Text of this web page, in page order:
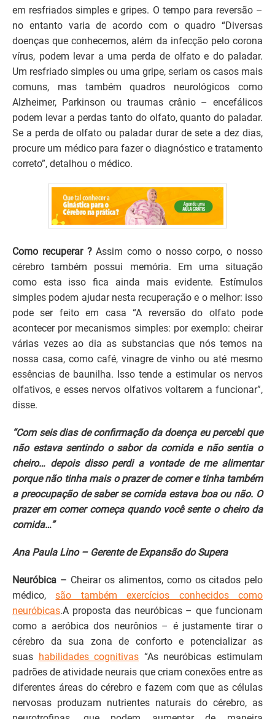
em resfriados simples e gripes. O tempo para reversão –
no entanto varia de acordo com o quadro “Diversas
doenças que conhecemos, além da infecção pelo corona
vírus, podem levar a uma perda de olfato e do paladar.
Um resfriado simples ou uma gripe, seriam os casos mais
comuns, mas também quadros neurológicos como
Alzheimer, Parkinson ou traumas crânio – encefálicos
podem levar a perdas tanto do olfato, quanto do paladar.
Se a perda de olfato ou paladar durar de sete a dez dias,
procure um médico para fazer o diagnóstico e tratamento
correto”, detalhou o médico.
Como recuperar ?Assim como o nosso corpo, o nosso
cérebro também possui memória. Em uma situação
como esta isso fica ainda mais evidente. Estímulos
simples podem ajudar nesta recuperação e o melhor: isso
pode ser feito em casa “A reversão do olfato pode
acontecer por mecanismos simples: por exemplo: cheirar
várias vezes ao dia as substancias que nós temos na
nossa casa, como café, vinagre de vinho ou até mesmo
essências de baunilha. Isso tende a estimular os nervos
olfativos, e esses nervos olfativos voltarem a funcionar”,
disse.
“Com seis dias de confirmação da doença eu percebi que
não estava sentindo o sabor da comida e não sentia o
cheiro… depois disso perdi a vontade de me alimentar
porque não tinha mais o prazer de comer e tinha também
a preocupação de saber se comida estava boa ou não. O
prazer em comer começa quando você sente o cheiro da
comida…”
Ana Paula Lino – Gerente de Expansão do Supera
Neuróbica – Cheirar os alimentos, como os citados pelo
médico,são também exercícios conhecidos como
neuróbicas.A proposta das neuróbicas – que funcionam
como a aeróbica dos neurônios – é justamente tirar o
cérebro da sua zona de conforto e potencializar as
suas habilidades cognitivas “As neuróbicas estimulam
padrões de atividade neurais que criam conexões entre as
diferentes áreas do cérebro e fazem com que as células
nervosas produzam nutrientes naturais do cérebro, as